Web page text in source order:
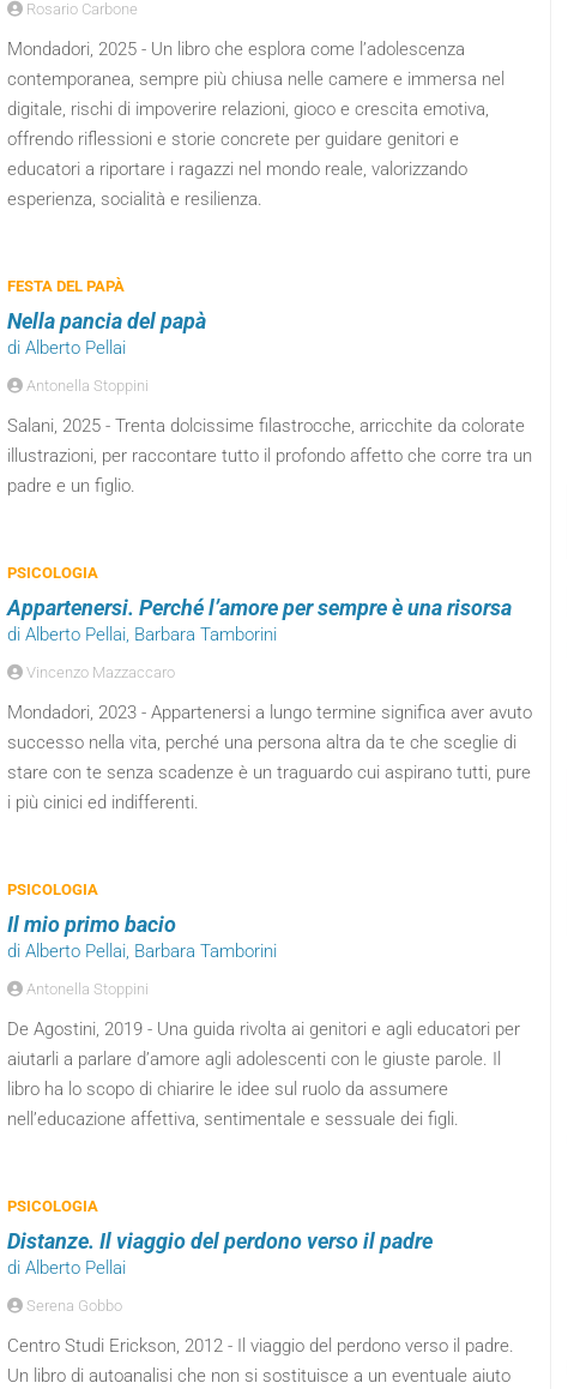
Rosario Carbone
Mondadori, 2025 - Un libro che esplora come l’adolescenza
contemporanea, sempre più chiusa nelle camere e immersa nel
digitale, rischi di impoverire relazioni, gioco e crescita emotiva,
offrendo riflessioni e storie concrete per guidare genitori e
educatori a riportare i ragazzi nel mondo reale, valorizzando
esperienza, socialità e resilienza.
FESTA DEL PAPÀ
Nella pancia del papà
di Alberto Pellai
Antonella Stoppini
Salani, 2025 - Trenta dolcissime filastrocche, arricchite da colorate
illustrazioni, per raccontare tutto il profondo affetto che corre tra un
padre e un figlio.
PSICOLOGIA
Appartenersi. Perché l’amore per sempre è una risorsa
di Alberto Pellai, Barbara Tamborini
Vincenzo Mazzaccaro
Mondadori, 2023 - Appartenersi a lungo termine significa aver avuto
successo nella vita, perché una persona altra da te che sceglie di
stare con te senza scadenze è un traguardo cui aspirano tutti, pure
i più cinici ed indifferenti.
PSICOLOGIA
Il mio primo bacio
di Alberto Pellai, Barbara Tamborini
Antonella Stoppini
De Agostini, 2019 - Una guida rivolta ai genitori e agli educatori per
aiutarli a parlare d’amore agli adolescenti con le giuste parole. Il
libro ha lo scopo di chiarire le idee sul ruolo da assumere
nell’educazione affettiva, sentimentale e sessuale dei figli.
PSICOLOGIA
Distanze. Il viaggio del perdono verso il padre
di Alberto Pellai
Serena Gobbo
Centro Studi Erickson, 2012 - Il viaggio del perdono verso il padre.
Un libro di autoanalisi che non si sostituisce a un eventuale aiuto